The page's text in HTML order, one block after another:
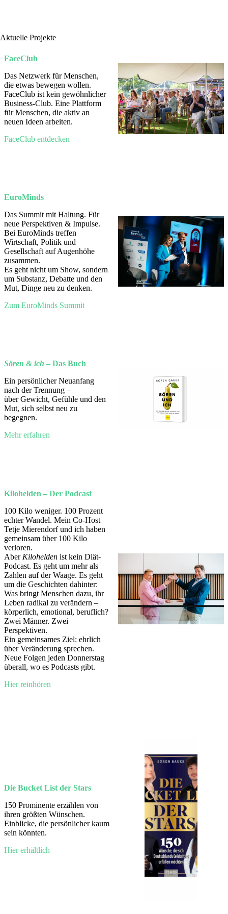
Aktuelle Projekte
FaceClub
Das Netzwerk für Menschen,
die etwas bewegen wollen.
FaceClub ist kein gewöhnlicher
Business-Club. Eine Plattform
für Menschen, die aktiv an
neuen Ideen arbeiten.
FaceClub entdecken
EuroMinds
Das Summit mit Haltung. Für
neue Perspektiven & Impulse.
Bei EuroMinds treffen
Wirtschaft, Politik und
Gesellschaft auf Augenhöhe
zusammen.
Es geht nicht um Show, sondern
um Substanz, Debatte und den
Mut, Dinge neu zu denken.
Zum EuroMinds Summit
Sören & ich – Das Buch
Ein persönlicher Neuanfang
nach der Trennung –
über Gewicht, Gefühle und den
Mut, sich selbst neu zu
begegnen.
Mehr erfahren
Kilohelden – Der Podcast
100 Kilo weniger. 100 Prozent
echter Wandel. Mein Co-Host
Tetje Mierendorf und ich haben
gemeinsam über 100 Kilo
verloren.
Aber Kilohelden ist kein Diät-
Podcast. Es geht um mehr als
Zahlen auf der Waage. Es geht
um die Geschichten dahinter:
Was bringt Menschen dazu, ihr
Leben radikal zu verändern –
körperlich, emotional, beruflich?
Zwei Männer. Zwei
Perspektiven.
Ein gemeinsames Ziel: ehrlich
über Veränderung sprechen.
Neue Folgen jeden Donnerstag
überall, wo es Podcasts gibt.
Hier reinhören
Die Bucket List der Stars
150 Prominente erzählen von
ihren größten Wünschen.
Einblicke, die persönlicher kaum
sein könnten.
Hier erhältlich